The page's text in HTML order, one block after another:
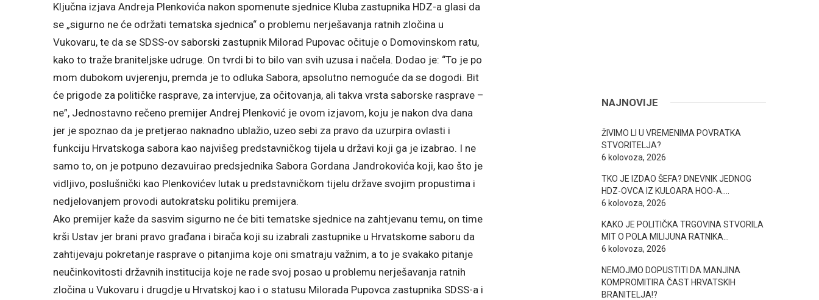
Ključna izjava Andreja Plenkovića nakon spomenute sjednice Kluba zastupnika HDZ-a glasi da
se „sigurno ne će održati tematska sjednica“ o problemu nerješavanja ratnih zločina u
Vukovaru, te da se SDSS-ov saborski zastupnik Milorad Pupovac očituje o Domovinskom ratu,
kako to traže braniteljske udruge. On tvrdi bi to bilo van svih uzusa i načela. Dodao je: “To je po
mom dubokom uvjerenju, premda je to odluka Sabora, apsolutno nemoguće da se dogodi. Bit
će prigode za političke rasprave, za intervjue, za očitovanja, ali takva vrsta saborske rasprave –
ne”, Jednostavno rečeno premijer Andrej Plenković je ovom izjavom, koju je nakon dva dana
jer je spoznao da je pretjerao naknadno ublažio, uzeo sebi za pravo da uzurpira ovlasti i
funkciju Hrvatskoga sabora kao najvišeg predstavničkog tijela u državi koji ga je izabrao. I ne
samo to, on je potpuno dezavuirao predsjednika Sabora Gordana Jandrokovića koji, kao što je
vidljivo, poslušnički kao Plenkovićev lutak u predstavničkom tijelu države svojim propustima i
nedjelovanjem provodi autokratsku politiku premijera.
Ako premijer kaže da sasvim sigurno ne će biti tematske sjednice na zahtjevanu temu, on time
krši Ustav jer brani pravo građana i birača koji su izabrali zastupnike u Hrvatskome saboru da
zahtijevaju pokretanje rasprave o pitanjima koje oni smatraju važnim, a to je svakako pitanje
neučinkovitosti državnih institucija koje ne rade svoj posao u problemu nerješavanja ratnih
zločina u Vukovaru i drugdje u Hrvatskoj kao i o statusu Milorada Pupovca zastupnika SDSS-a i
NAJNOVIJE
ŽIVIMO LI U VREMENIMA POVRATKA
STVORITELJA?
6 kolovoza, 2026
TKO JE IZDAO ŠEFA? DNEVNIK JEDNOG
HDZ-OVCA IZ KULOARA HOO-A….
6 kolovoza, 2026
KAKO JE POLITIČKA TRGOVINA STVORILA
MIT O POLA MILIJUNA RATNIKA…
6 kolovoza, 2026
NEMOJMO DOPUSTITI DA MANJINA
KOMPROMITIRA ČAST HRVATSKIH
BRANITELJA!?